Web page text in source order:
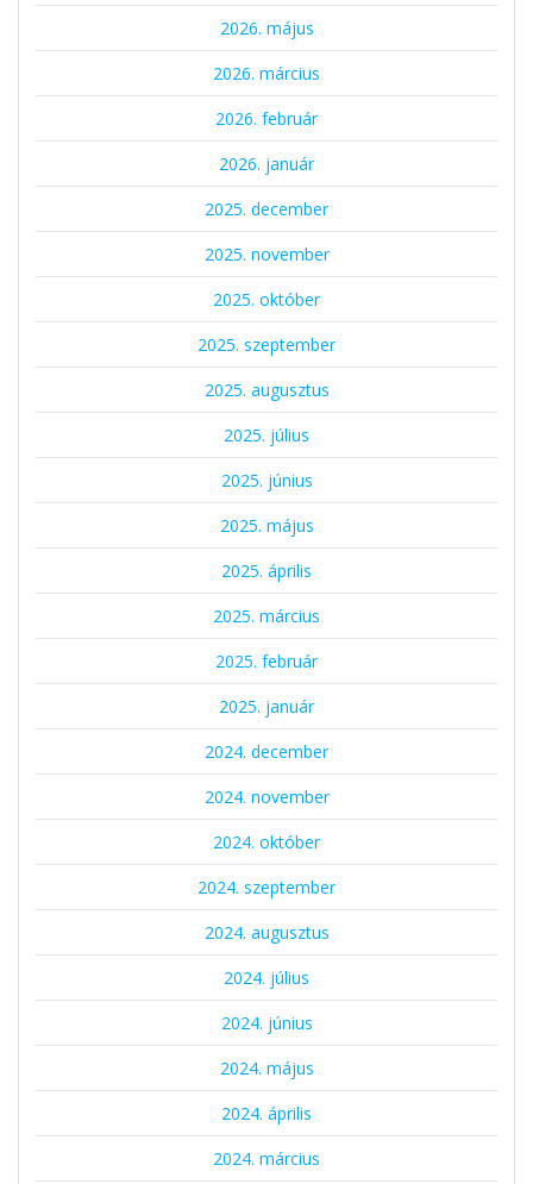
2026. május
2026. március
2026. február
2026. január
2025. december
2025. november
2025. október
2025. szeptember
2025. augusztus
2025. július
2025. június
2025. május
2025. április
2025. március
2025. február
2025. január
2024. december
2024. november
2024. október
2024. szeptember
2024. augusztus
2024. július
2024. június
2024. május
2024. április
2024. március